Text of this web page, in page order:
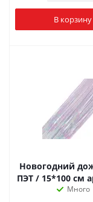
В корзину
Новогодний
ПЭТ / 15*100
Много